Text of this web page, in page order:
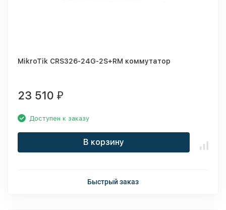
MikroTik CRS326-24G-2S+RM коммутатор
23 510 ₽
Доступен к заказу
В корзину
Быстрый заказ